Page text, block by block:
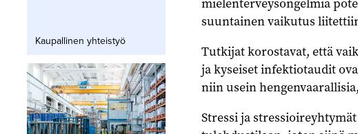
suuntainen vaikutus
Tutkijat korostavat, että
ja kyseiset infektiotaudit
niin usein
Stressi ja
Kaupallinen yhteistyö